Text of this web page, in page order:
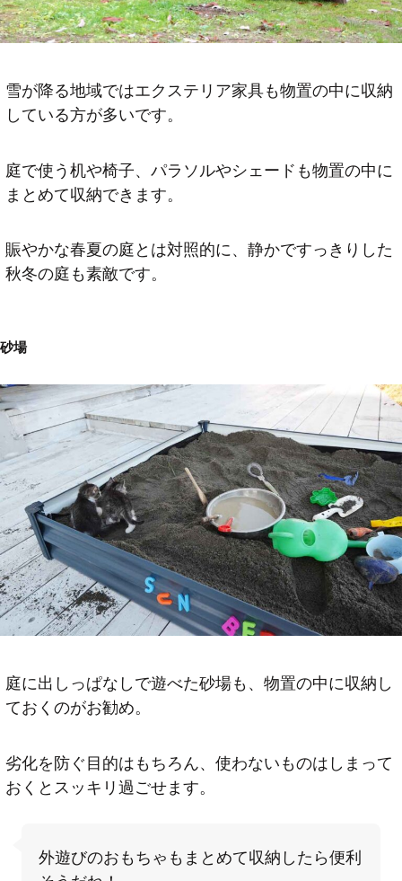
雪が降る地域ではエクステリア家具も物置の中に収納
している方が多いです。
庭で使う机や椅子、パラソルやシェードも物置の中に
まとめて収納できます。
賑やかな春夏の庭とは対照的に、静かですっきりした
秋冬の庭も素敵です。
砂場
庭に出しっぱなしで遊べた砂場も、物置の中に収納し
ておくのがお勧め。
劣化を防ぐ目的はもちろん、使わないものはしまって
おくとスッキリ過ごせます。
外遊びのおもちゃもまとめて収納したら便利